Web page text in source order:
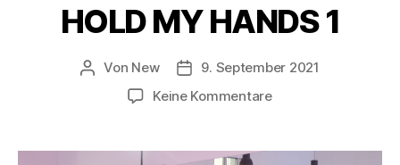
HOLD MY HANDS 1
Von New
9. September 2021
Keine Kommentare